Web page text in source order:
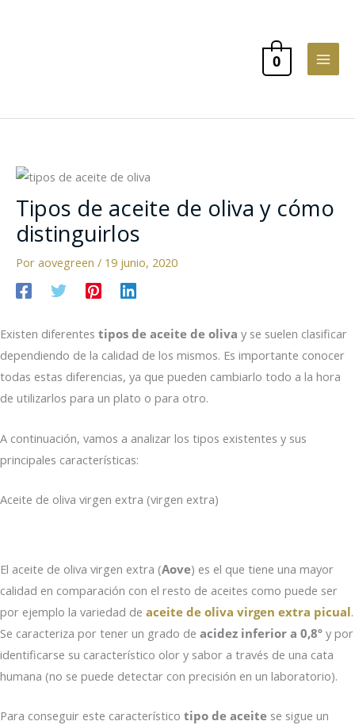
0
Tipos de aceite de oliva y cómo
distinguirlos
Por aovegreen / 19 junio, 2020
Existen diferentes tipos de aceite de oliva y se suelen clasificar
dependiendo de la calidad de los mismos. Es importante conocer
todas estas diferencias, ya que pueden cambiarlo todo a la hora
de utilizarlos para un plato o para otro.
A continuación, vamos a analizar los tipos existentes y sus
principales características:
Aceite de oliva virgen extra (virgen extra)
El aceite de oliva virgen extra (Aove) es el que tiene una mayor
calidad en comparación con el resto de aceites como puede ser
por ejemplo la variedad de aceite de oliva virgen extra picual.
Se caracteriza por tener un grado de acidez inferior a 0,8º y por
identificarse su característico olor y sabor a través de una cata
humana (no se puede detectar con precisión en un laboratorio).
Para conseguir este característico tipo de aceite se sigue un